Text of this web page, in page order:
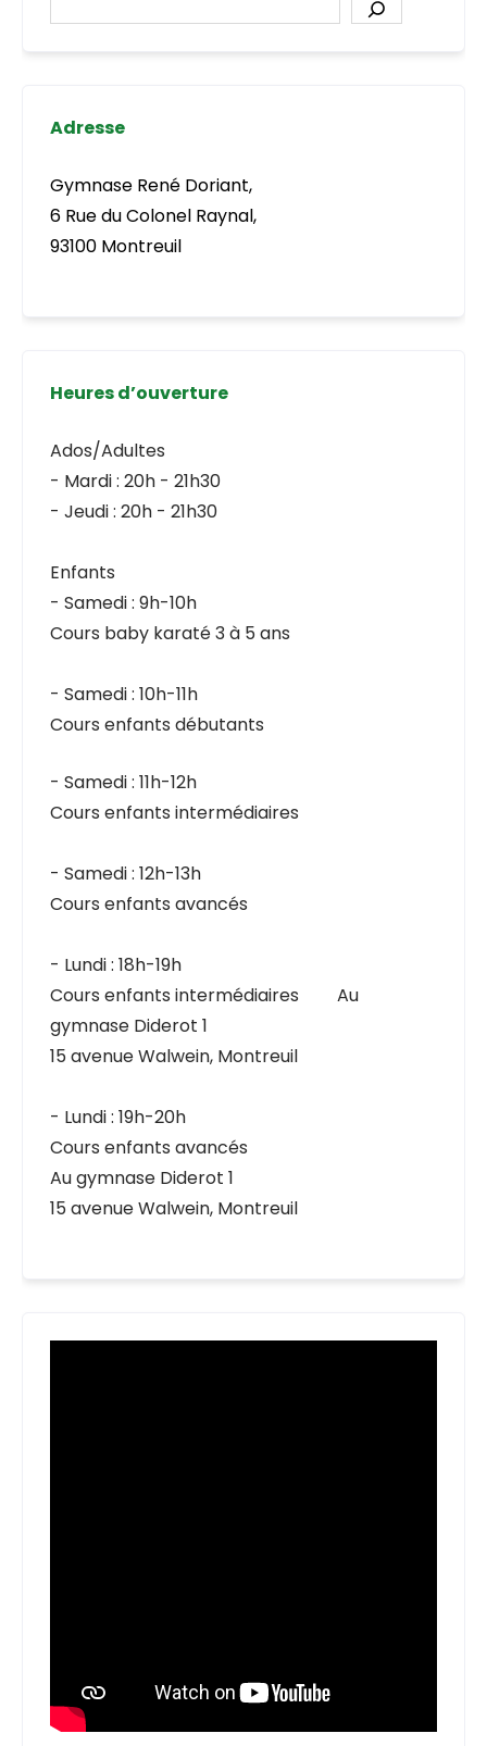
Adresse
Gymnase René Doriant,
6 Rue du Colonel Raynal,
93100 Montreuil
Heures d’ouverture
Ados/Adultes
- Mardi : 20h - 21h30
- Jeudi : 20h - 21h30
Enfants
- Samedi : 9h-10h
Cours baby karaté 3 à 5 ans
- Samedi : 10h-11h
Cours enfants débutants
- Samedi : 11h-12h
Cours enfants intermédiaires
- Samedi : 12h-13h
Cours enfants avancés
- Lundi : 18h-19h
Cours enfants intermédiaires
Au
gymnase Diderot 1
15 avenue Walwein, Montreuil
- Lundi : 19h-20h
Cours enfants avancés
Au gymnase Diderot 1
15 avenue Walwein, Montreuil